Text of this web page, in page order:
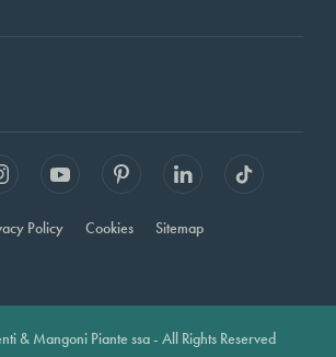
Policy Cookies Sitemap
& Mangoni Piante ssa - All Rights Reserved